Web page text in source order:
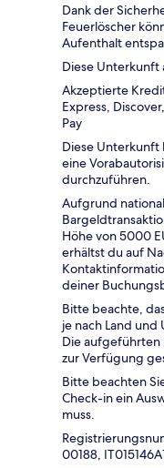
Dank der
Feuerlöscher
Aufenthalt
Diese
Akzeptierte
Express,
Pay
Diese Unterkunft
eine
durchzuführen.
Aufgrund
Höhe von 5000
erhältst du auf
deiner
Bitte beachte,
je nach Land
Die
zur Verfügung
Bitte beachten
Check-in ein
muss.
00188,